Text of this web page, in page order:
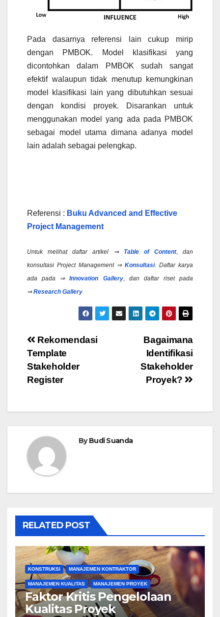
Pada dasarnya referensi lain cukup mirip
dengan PMBOK. Model klasifikasi yang
dicontohkan dalam PMBOK sudah sangat
efektif walaupun tidak menutup kemungkinan
model klasifikasi lain yang dibutuhkan sesuai
dengan kondisi proyek. Disarankan untuk
menggunakan model yang ada pada PMBOK
sebagai model utama dimana adanya model
lain adalah sebagai pelengkap.
Referensi : Buku Advanced and Effective
Project Management
Untuk melihat daftar artikel ⇒ Table of Content, dan
konsultasi Project Management ⇒ Konsultasi. Daftar karya
ada pada ⇒Innovation Gallery, dan daftar riset pada
⇒Research Gallery
Post
navigation
Bagaimana
Identifikasi
Stakeholder
Proyek?
Rekomendasi
Template
Stakeholder
Register
ByBudi Suanda
RELATED POST
KONSTRUKSI MANAJEMEN KONTRAKTOR
MANAJEMEN KUALITAS MANAJEMEN PROYEK
Faktor Kritis Pengelolaan
Kualitas Proyek